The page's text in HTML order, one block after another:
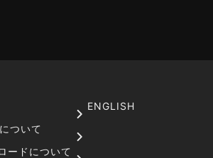
ついて
ードについて
ENGLISH